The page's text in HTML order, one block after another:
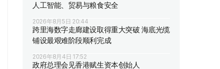
人工智能、贸易与粮食安全
2026年8月5日 20:44
跨里海数字走廊建设取得重大突破 海底光缆
铺设最艰难阶段顺利完成
2026年8月4日 17:52
政府总理会见香港赋生资本创始人